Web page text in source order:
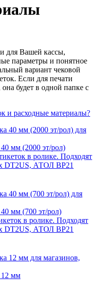
для Вашей кассы,
параметры и понятное
вариант чековой
Если для печати
будет в одной папке с
и расходные материалы?
мм (2000 эт/рол)
в ролике. Подходят
DT2US, АТОЛ BP21
мм (700 эт/рол)
в ролике. Подходят
DT2US, АТОЛ BP21
12 мм